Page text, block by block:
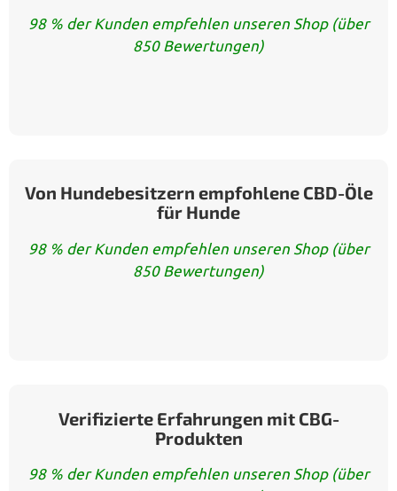
98 % der Kunden empfehlen unseren Shop (über
850 Bewertungen)
Von Hundebesitzern empfohlene CBD-Öle
für Hunde
98 % der Kunden empfehlen unseren Shop (über
850 Bewertungen)
Verifizierte Erfahrungen mit CBG-
Produkten
98 % der Kunden empfehlen unseren Shop (über